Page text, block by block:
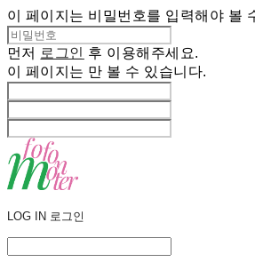
이 페이지는 비밀번호를 입력해야 볼
먼저 로그인 후 이용해주세요.
이 페이지는 만 볼 수 있습니다.
LOG IN 로그인